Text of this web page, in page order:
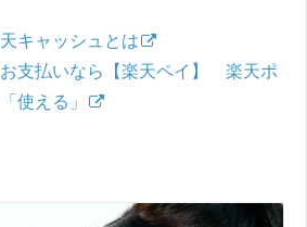
キャッシュとは
支払いなら【楽天ペイ】 楽天ポ
使える」